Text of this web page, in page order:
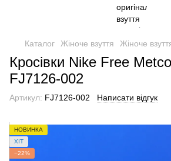
Каталог Жіноче взуття Жіноче
Кросівки Nike Free
FJ7126-002
Артикул: FJ7126-002 Написати відгук
НОВИНКА
ХІТ
−22%